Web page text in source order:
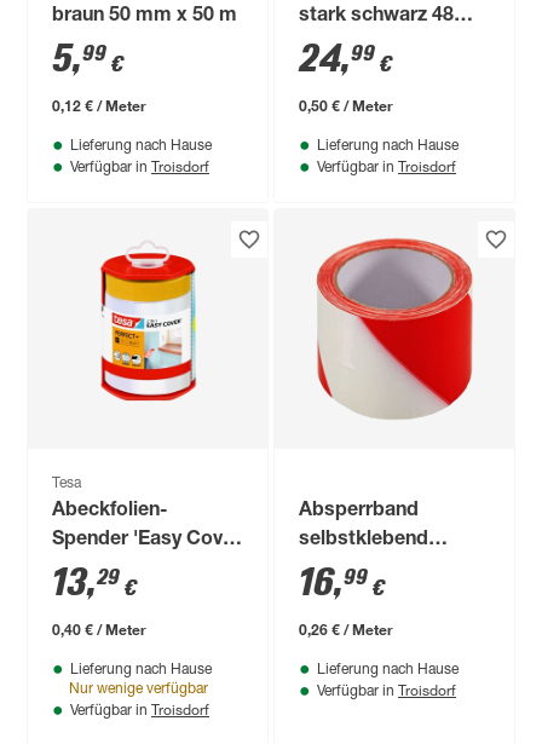
braun 50 mm x 50 m
5,99 €
0,12 € / Meter
Lieferung nach Hause
Verfügbar in Troisdorf
stark schwarz 48
mm x 50 m
24,99 €
0,50 € / Meter
Lieferung nach Hause
Verfügbar in Troisdorf
Tesa
Abeckfolien-
Spender 'Easy Cover
Perfect+' 55 cm x 33
m
13,29 €
0,40 € / Meter
Lieferung nach Hause
Nur wenige verfügbar
Verfügbar in Troisdorf
Absperrband
selbstklebend
rot/weiß 5 cm x 66
m
16,99 €
0,26 € / Meter
Lieferung nach Hause
Verfügbar in Troisdorf